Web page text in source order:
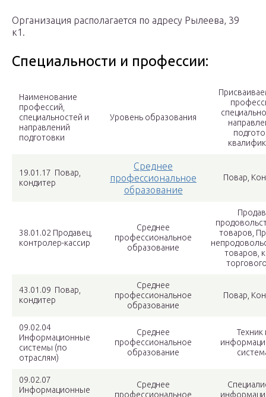
Организация располагается по адресу Рылеева, 39
к1.
Специальности и профессии:
Наименование
профессий,
специальностей и
направлений
подготовки
Уровень образования
19.01.17 Повар,
кондитер
Среднее
профессиональное
образование
Повар,
38.01.02 Продавец,
контролер-кассир
Среднее
профессиональное
образование
товаров,
товаров,
43.01.09 Повар,
кондитер
Среднее
профессиональное
образование
Повар,
09.02.04
Информационные
системы (по
отраслям)
Среднее
профессиональное
образование
Техник
09.02.07
Информационные
Среднее
профессиональное